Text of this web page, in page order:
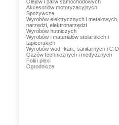
Olejów i paliw samochodowych
Akcesoriów motoryzacyjnych
Spożywcze
Wyrobów elektrycznych i metalowych,
narzędzi, elektronarzędzi
Wyrobów hutniczych
Wyrobów i materiałów stolarskich i
tapicerskich
Wyrobów wod.-kan., sanitarnych i C.O.
Gazów technicznych i medycznych
Folii i plexi
Ogrodnicze